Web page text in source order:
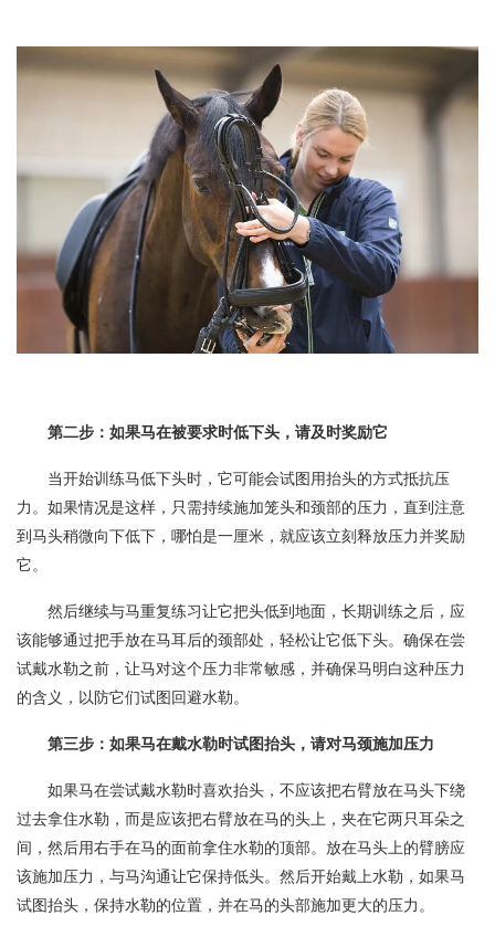
第二步：如果马在被要求时低下头，请及时奖励它
当开始训练马低下头时，它可能会试图用抬头的方式抵抗压
力。如果情况是这样，只需持续施加笼头和颈部的压力，直到注意
到马头稍微向下低下，哪怕是一厘米，就应该立刻释放压力并奖励
它。
然后继续与马重复练习让它把头低到地面，长期训练之后，应
该能够通过把手放在马耳后的颈部处，轻松让它低下头。确保在尝
试戴水勒之前，让马对这个压力非常敏感，并确保马明白这种压力
的含义，以防它们试图回避水勒。
第三步：如果马在戴水勒时试图抬头，请对马颈施加压力
如果马在尝试戴水勒时喜欢抬头，不应该把右臂放在马头下绕
过去拿住水勒，而是应该把右臂放在马的头上，夹在它两只耳朵之
间，然后用右手在马的面前拿住水勒的顶部。放在马头上的臂膀应
该施加压力，与马沟通让它保持低头。然后开始戴上水勒，如果马
试图抬头，保持水勒的位置，并在马的头部施加更大的压力。